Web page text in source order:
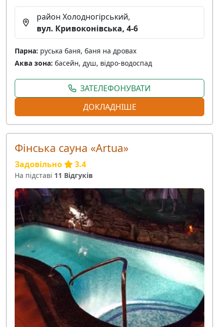
район Холодногірський,
вул. Кривоконівська, 4-6
Парна: руська баня, баня на дровах
Аква зона: басейн, душ, відро-водоспад
ЗАТЕЛЕФОНУВАТИ
ДОКЛАДНІШЕ
Фінська сауна «Artua»
Задовільно 3.4
На підставі 11 Відгуків